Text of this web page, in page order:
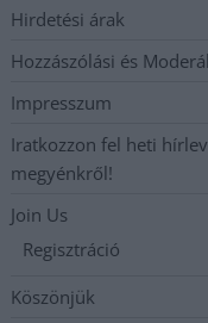
Hirdetési árak
Hozzászólási és
Impresszum
Iratkozzon fel heti
megyénkről!
Join Us
Regisztráció
Köszönjük